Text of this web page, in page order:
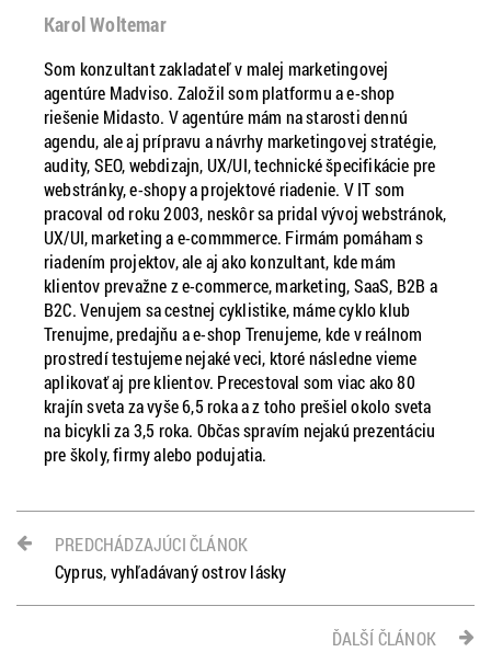
Karol Woltemar
Som konzultant zakladateľ v malej marketingovej
agentúre Madviso. Založil som platformu a e-shop
riešenie Midasto. V agentúre mám na starosti dennú
agendu, ale aj prípravu a návrhy marketingovej stratégie,
audity, SEO, webdizajn, UX/UI, technické špecifikácie pre
webstránky, e-shopy a projektové riadenie. V IT som
pracoval od roku 2003, neskôr sa pridal vývoj webstránok,
UX/UI, marketing a e-commmerce. Firmám pomáham s
riadením projektov, ale aj ako konzultant, kde mám
klientov prevažne z e-commerce, marketing, SaaS, B2B a
B2C. Venujem sa cestnej cyklistike, máme cyklo klub
Trenujme, predajňu a e-shop Trenujeme, kde v reálnom
prostredí testujeme nejaké veci, ktoré následne vieme
aplikovať aj pre klientov. Precestoval som viac ako 80
krajín sveta za vyše 6,5 roka a z toho prešiel okolo sveta
na bicykli za 3,5 roka. Občas spravím nejakú prezentáciu
pre školy, firmy alebo podujatia.
PREDCHÁDZAJÚCI ČLÁNOK
Cyprus, vyhľadávaný ostrov lásky
ĎALŠÍ ČLÁNOK